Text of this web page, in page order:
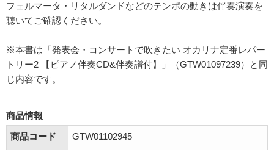
フェルマータ・リタルダンドなどのテンポの動きは伴奏演奏を
聴いてご確認ください。
※本書は「発表会・コンサートで吹きたい オカリナ定番レパー
トリー2 【ピアノ伴奏CD&伴奏譜付】」（GTW01097239）と同
じ内容です。
商品情報
商品コード
GTW01102945